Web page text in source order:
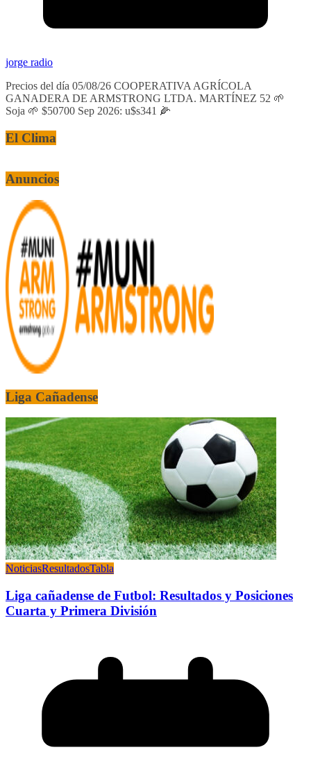
jorge radio
Precios del día 05/08/26 COOPERATIVA AGRÍCOLA
GANADERA DE ARMSTRONG LTDA. MARTÍNEZ 52 🌱
Soja 🌱 $50700 Sep 2026: u$s341 🌽
El Clima
Anuncios
Liga Cañadense
NoticiasResultadosTabla
Liga cañadense de Futbol: Resultados y Posiciones
Cuarta y Primera División